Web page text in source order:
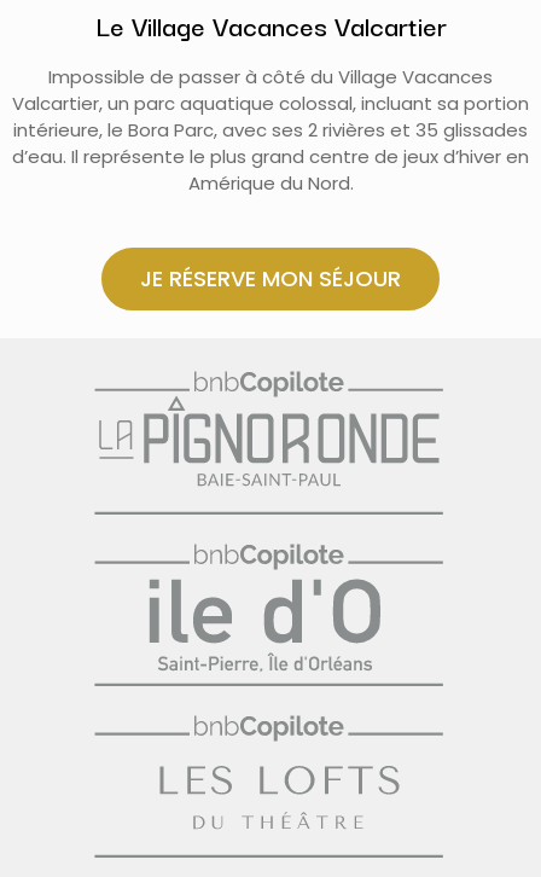
Le Village Vacances Valcartier
Impossible de passer à côté du Village Vacances
Valcartier, un parc aquatique colossal, incluant sa portion
intérieure, le Bora Parc, avec ses 2 rivières et 35 glissades
d’eau. Il représente le plus grand centre de jeux d’hiver en
Amérique du Nord.
JE RÉSERVE MON SÉJOUR